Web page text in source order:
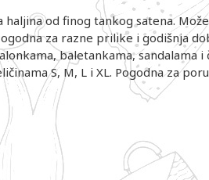
haljina od finog tankog satena.
za razne prilike i godišnja
baletankama, sandalama i
S, M, L i XL. Pogodna za